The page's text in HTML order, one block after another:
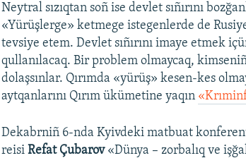
Neytral sızıqtan soñ ise devlet sıñırını
«Yürüşlerge» ketmege istegenlerde de
tevsiye etem. Devlet sıñırını imaye etmek
qullanılacaq. Bir problem olmaycaq,
dolaşsınlar. Qırımda «yürüş» kesen-kes
aytqanlarını Qırım ükümetine yaqın
Dekabrniñ 6-nda Kyivdeki matbuat
reisiRefat Çubarov«Dünya – zorbalıq ve